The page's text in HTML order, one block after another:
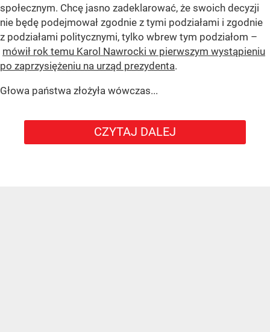
społecznym. Chcę jasno zadeklarować, że swoich decyzji
nie będę podejmował zgodnie z tymi podziałami i zgodnie
z podziałami politycznymi, tylko wbrew tym podziałom –
mówił rok temu Karol Nawrocki w pierwszym wystąpieniu
po zaprzysiężeniu na urząd prezydenta.
Głowa państwa złożyła wówczas...
CZYTAJ DALEJ